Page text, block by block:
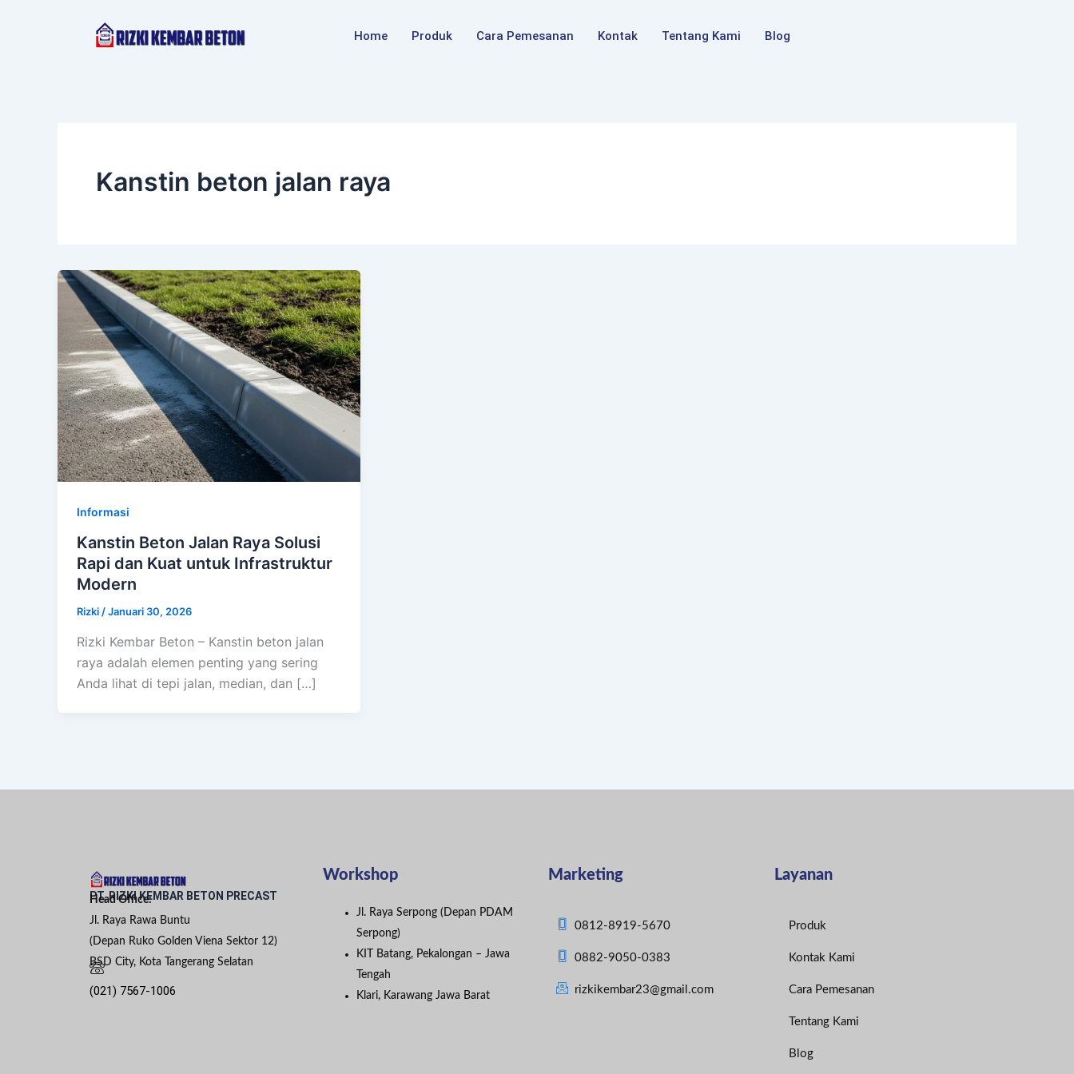
Home Produk Cara Pemesanan Kontak Tentang Kami Blog
Kanstin beton jalan raya
Informasi
Kanstin Beton Jalan Raya Solusi
Rapi dan Kuat untuk Infrastruktur
Modern
Rizki /Januari 30, 2026
Rizki Kembar Beton – Kanstin beton jalan
raya adalah elemen penting yang sering
Anda lihat di tepi jalan, median, dan […]
PT. RIZKI KEMBAR BETON PRECAST
Head Office:
Jl. Raya Rawa Buntu
(Depan Ruko Golden Viena Sektor 12)
BSD City, Kota Tangerang Selatan
(021) 7567-1006
Workshop
Jl. Raya Serpong (Depan PDAM
Serpong)
KIT Batang, Pekalongan – Jawa
Tengah
Klari, Karawang Jawa Barat
Marketing
0812-8919-5670
0882-9050-0383
rizkikembar23@gmail.com
Layanan
Produk
Kontak Kami
Cara Pemesanan
Tentang Kami
Blog